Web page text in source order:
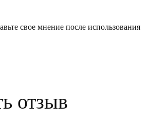
свое мнение после использования
отзыв